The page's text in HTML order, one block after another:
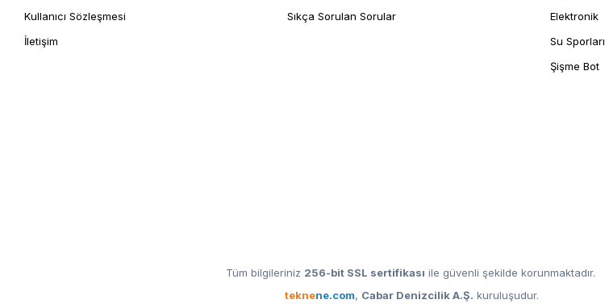
Kullanıcı Sözleşmesi
İletişim
Sıkça Sorulan Sorular
Elektronik
Su Sporları
Şişme Bot
Tüm bilgileriniz 256-bit SSL sertifikası ile güvenli şekilde korunmaktadır.
teknene.com, Cabar Denizcilik A.Ş. kuruluşudur.